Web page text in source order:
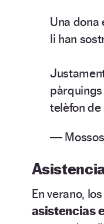
Una dona
li han
telèfon
—
En verano,
asistencias